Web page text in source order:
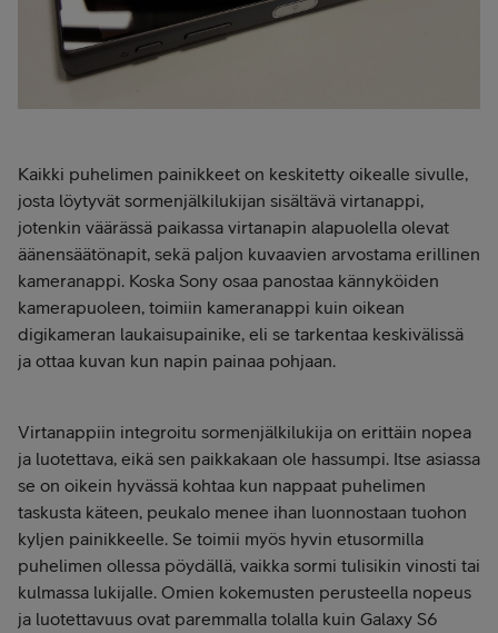
Kaikki puhelimen painikkeet on keskitetty oikealle sivulle,
josta löytyvät sormenjälkilukijan sisältävä virtanappi,
jotenkin väärässä paikassa virtanapin alapuolella olevat
äänensäätönapit, sekä paljon kuvaavien arvostama erillinen
kameranappi. Koska Sony osaa panostaa kännyköiden
kamerapuoleen, toimiin kameranappi kuin oikean
digikameran laukaisupainike, eli se tarkentaa keskivälissä
ja ottaa kuvan kun napin painaa pohjaan.
Virtanappiin integroitu sormenjälkilukija on erittäin nopea
ja luotettava, eikä sen paikkakaan ole hassumpi. Itse asiassa
se on oikein hyvässä kohtaa kun nappaat puhelimen
taskusta käteen, peukalo menee ihan luonnostaan tuohon
kyljen painikkeelle. Se toimii myös hyvin etusormilla
puhelimen ollessa pöydällä, vaikka sormi tulisikin vinosti tai
kulmassa lukijalle. Omien kokemusten perusteella nopeus
ja luotettavuus ovat paremmalla tolalla kuin Galaxy S6